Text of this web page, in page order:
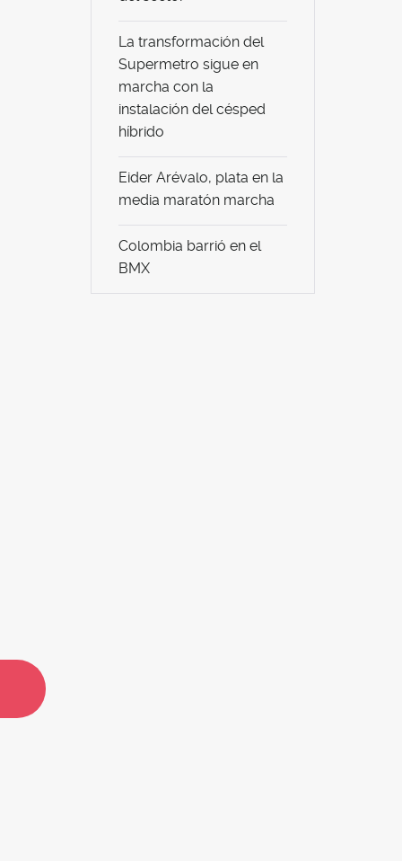
La transformación del
Supermetro sigue en
marcha con la
instalación del césped
híbrido
Eider Arévalo, plata en la
media maratón marcha
Colombia barrió en el
BMX